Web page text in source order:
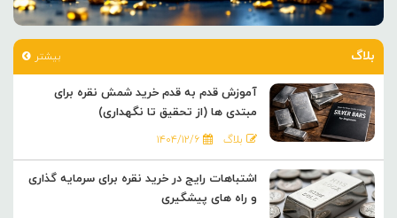
بلاگ بیشتر
آموزش قدم به قدم خرید شمش نقره برای
مبتدی ها (از تحقیق تا نگهداری)
بلاگ ۱۴۰۴/۱۲/۶
اشتباهات رایج در خرید نقره برای سرمایه گذاری
و راه های پیشگیری